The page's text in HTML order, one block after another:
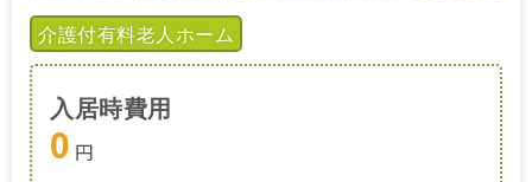
介護付有料老人ホーム
入居時費用
0 円